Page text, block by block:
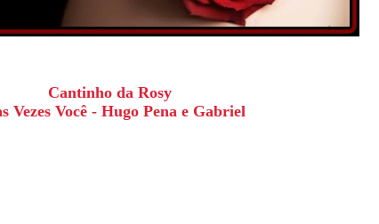
Cantinho da Rosy
Vezes Você - Hugo Pena e Gabriel